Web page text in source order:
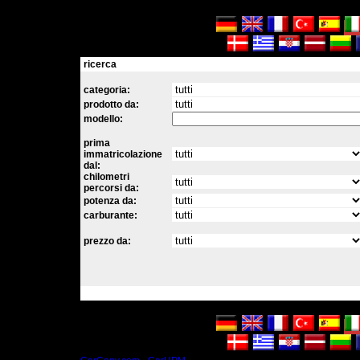
ricerca
categoria:
prodotto da:
modello:
prima
immatricolazione
dal:
chilometri
percorsi da:
potenza da:
carburante:
prezzo da: